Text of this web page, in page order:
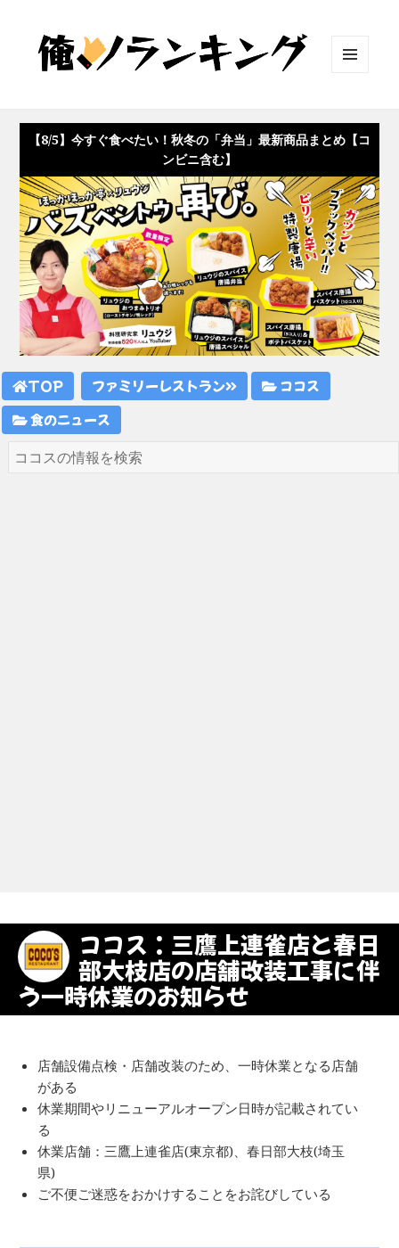
ット
【8/5】今すぐ食べたい！秋冬の「弁当」最新商品まとめ【コ
ンビニ含む】
TOP ファミリーレストラン
ココス
食のニュース
ココス：三鷹上連雀店と春日
部大枝店の店舗改装工事に伴
う一時休業のお知らせ
店舗設備点検・店舗改装のため、一時休業となる店舗
がある
休業期間やリニューアルオープン日時が記載されてい
る
休業店舗：三鷹上連雀店(東京都)、春日部大枝(埼玉
県)
ご不便ご迷惑をおかけすることをお詫びしている